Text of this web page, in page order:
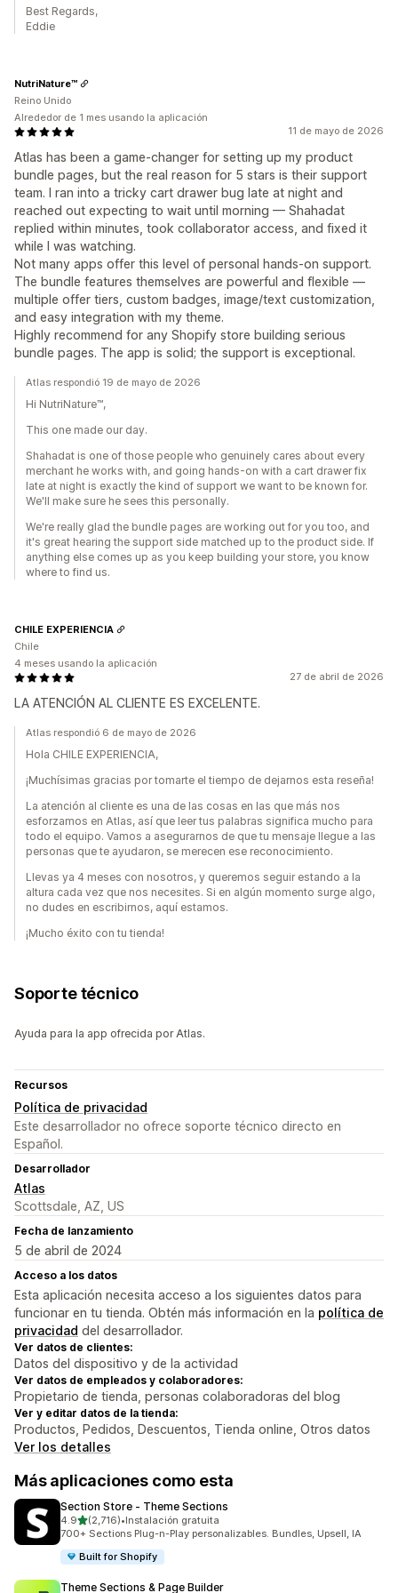
Best Regards,
Eddie
11 de mayo de 2026
Atlas has been a game-changer for setting up my product
bundle pages, but the real reason for 5 stars is their support
team. I ran into a tricky cart drawer bug late at night and
reached out expecting to wait until morning — Shahadat
replied within minutes, took collaborator access, and fixed it
while I was watching.
Not many apps offer this level of personal hands-on support.
The bundle features themselves are powerful and flexible —
multiple offer tiers, custom badges, image/text customization,
and easy integration with my theme.
Highly recommend for any Shopify store building serious
bundle pages. The app is solid; the support is exceptional.
NutriNature™
Reino Unido
Alrededor de 1 mes usando la aplicación
Atlas respondió 19 de mayo de 2026
Hi NutriNature™,
This one made our day.
Shahadat is one of those people who genuinely cares about every
merchant he works with, and going hands-on with a cart drawer fix
late at night is exactly the kind of support we want to be known for.
We'll make sure he sees this personally.
We're really glad the bundle pages are working out for you too, and
it's great hearing the support side matched up to the product side. If
anything else comes up as you keep building your store, you know
where to find us.
27 de abril de 2026
LA ATENCIÓN AL CLIENTE ES EXCELENTE.
CHILE EXPERIENCIA
Chile
4 meses usando la aplicación
Atlas respondió 6 de mayo de 2026
Hola CHILE EXPERIENCIA,
¡Muchísimas gracias por tomarte el tiempo de dejarnos esta reseña!
La atención al cliente es una de las cosas en las que más nos
esforzamos en Atlas, así que leer tus palabras significa mucho para
todo el equipo. Vamos a asegurarnos de que tu mensaje llegue a las
personas que te ayudaron, se merecen ese reconocimiento.
Llevas ya 4 meses con nosotros, y queremos seguir estando a la
altura cada vez que nos necesites. Si en algún momento surge algo,
no dudes en escribirnos, aquí estamos.
¡Mucho éxito con tu tienda!
Soporte técnico
Ayuda para la app ofrecida por Atlas.
Recursos
Política de privacidad
Este desarrollador no ofrece soporte técnico directo en
Español.
Desarrollador
Atlas
Scottsdale, AZ, US
Fecha de lanzamiento
5 de abril de 2024
Acceso a los datos
Esta aplicación necesita acceso a los siguientes datos para
funcionar en tu tienda. Obtén más información en la política de
privacidad del desarrollador.
Ver datos de clientes:
Datos del dispositivo y de la actividad
Ver datos de empleados y colaboradores:
Propietario de tienda, personas colaboradoras del blog
Ver y editar datos de la tienda:
Productos, Pedidos, Descuentos, Tienda online, Otros datos
Ver los detalles
Más aplicaciones como esta
Section Store ‑ Theme Sections
4.9de 5 estrellas
(2,716)
2716 reseñas en total
•Instalación gratuita
700+ Sections Plug-n-Play personalizables. Bundles, Upsell, IA
Built for Shopify
Theme Sections & Page Builder